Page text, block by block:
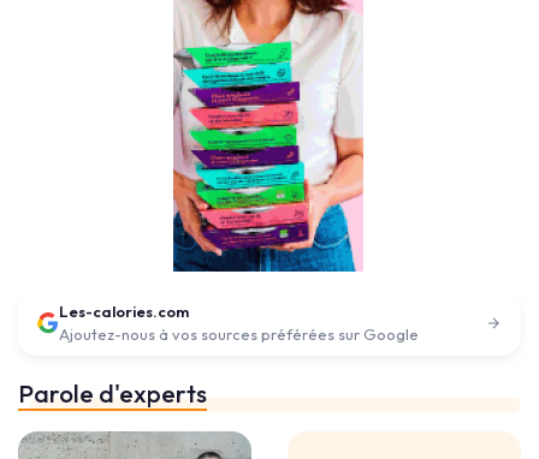
Les-calories.com
Ajoutez-nous à vos sources préférées sur Google
Parole d'experts